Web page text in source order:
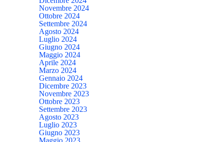
Novembre 2024
Ottobre 2024
Settembre 2024
Agosto 2024
Luglio 2024
Giugno 2024
Maggio 2024
Aprile 2024
Marzo 2024
Gennaio 2024
Dicembre 2023
Novembre 2023
Ottobre 2023
Settembre 2023
Agosto 2023
Luglio 2023
Giugno 2023
Maggio 2023